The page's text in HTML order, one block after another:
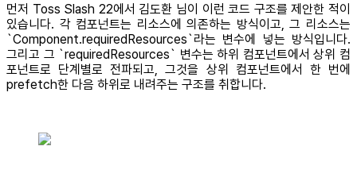
먼저 Toss Slash 22에서 김도환 님이 이런 코드 구조를 제안한 적이
있습니다. 각 컴포넌트는 리소스에 의존하는 방식이고, 그 리소스는
`Component.requiredResources`라는 변수에 넣는 방식입니다.
그리고 그 `requiredResources` 변수는 하위 컴포넌트에서 상위 컴
포넌트로 단계별로 전파되고, 그것을 상위 컴포넌트에서 한 번에
prefetch한 다음 하위로 내려주는 구조를 취합니다.